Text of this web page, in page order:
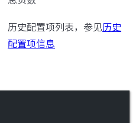
历史配置项列表，参见历史
配置项信息